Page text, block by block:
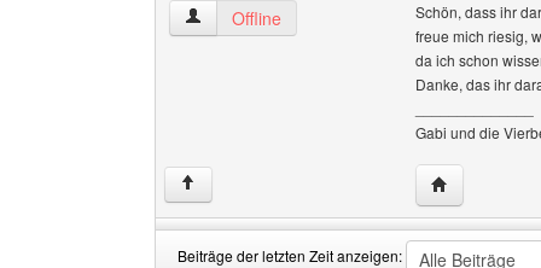
akitatakeoundeurasierasco Benutzer-Profile
Offline
Schön, dass ihr
freue mich riesig,
da ich schon
Danke, das ihr
Gabi und die
↑ Website
Beiträge der letzten Zeit anzeigen: